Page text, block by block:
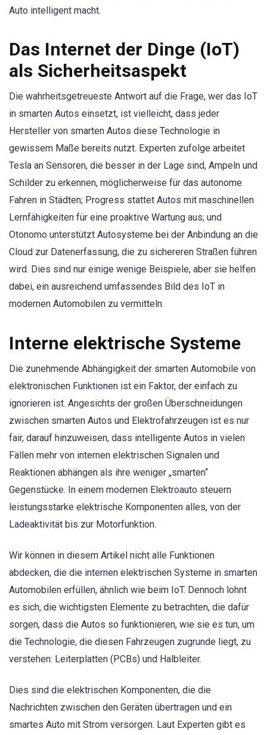
Auto intelligent macht.
Das Internet der Dinge (IoT)
als Sicherheitsaspekt
Die wahrheitsgetreueste Antwort auf die Frage, wer das IoT
in smarten Autos einsetzt, ist vielleicht, dass jeder
Hersteller von smarten Autos diese Technologie in
gewissem Maße bereits nutzt. Experten zufolge arbeitet
Tesla an Sensoren, die besser in der Lage sind, Ampeln und
Schilder zu erkennen, möglicherweise für das autonome
Fahren in Städten; Progress stattet Autos mit maschinellen
Lernfähigkeiten für eine proaktive Wartung aus; und
Otonomo unterstützt Autosysteme bei der Anbindung an die
Cloud zur Datenerfassung, die zu sichereren Straßen führen
wird. Dies sind nur einige wenige Beispiele, aber sie helfen
dabei, ein ausreichend umfassendes Bild des IoT in
modernen Automobilen zu vermitteln.
Interne elektrische Systeme
Die zunehmende Abhängigkeit der smarten Automobile von
elektronischen Funktionen ist ein Faktor, der einfach zu
ignorieren ist. Angesichts der großen Überschneidungen
zwischen smarten Autos und Elektrofahrzeugen ist es nur
fair, darauf hinzuweisen, dass intelligente Autos in vielen
Fällen mehr von internen elektrischen Signalen und
Reaktionen abhängen als ihre weniger „smarten“
Gegenstücke. In einem modernen Elektroauto steuern
leistungsstarke elektrische Komponenten alles, von der
Ladeaktivität bis zur Motorfunktion.
Wir können in diesem Artikel nicht alle Funktionen
abdecken, die die internen elektrischen Systeme in smarten
Automobilen erfüllen, ähnlich wie beim IoT. Dennoch lohnt
es sich, die wichtigsten Elemente zu betrachten, die dafür
sorgen, dass die Autos so funktionieren, wie sie es tun, um
die Technologie, die diesen Fahrzeugen zugrunde liegt, zu
verstehen: Leiterplatten (PCBs) und Halbleiter.
Dies sind die elektrischen Komponenten, die die
Nachrichten zwischen den Geräten übertragen und ein
smartes Auto mit Strom versorgen. Laut Experten gibt es